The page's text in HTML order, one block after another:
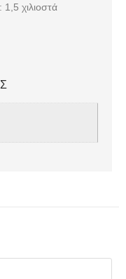
χιλιοστά